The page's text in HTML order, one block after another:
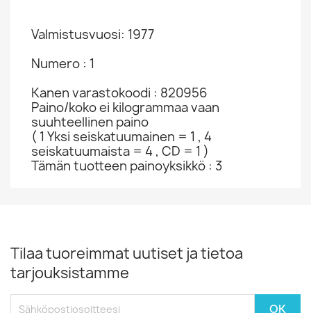
Valmistusvuosi: 1977
Numero : 1
Kanen varastokoodi : 820956
Paino/koko ei kilogrammaa vaan
suuhteellinen paino
( 1 Yksi seiskatuumainen = 1 , 4
seiskatuumaista = 4 , CD = 1 )
Tämän tuotteen painoyksikkö : 3
Tilaa tuoreimmat uutiset ja tietoa
tarjouksistamme